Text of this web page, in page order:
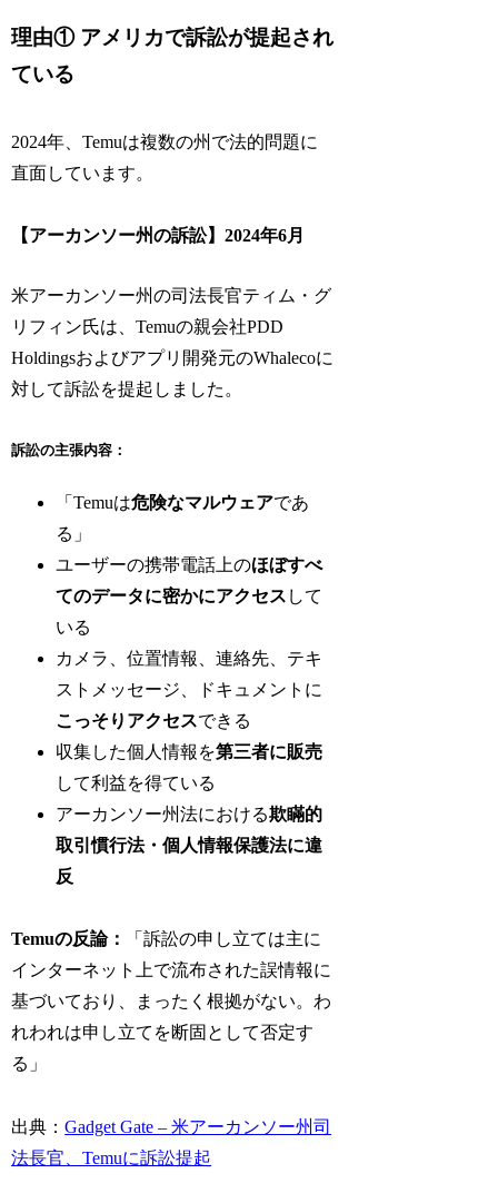
理由① アメリカで訴訟が提起され
ている
2024年、Temuは複数の州で法的問題に
直面しています。
【アーカンソー州の訴訟】2024年6月
米アーカンソー州の司法長官ティム・グ
リフィン氏は、Temuの親会社PDD
Holdingsおよびアプリ開発元のWhalecoに
対して訴訟を提起しました。
訴訟の主張内容：
「Temuは危険なマルウェアであ
る」
ユーザーの携帯電話上のほぼすべ
てのデータに密かにアクセス して
いる
カメラ、位置情報、連絡先、テキ
ストメッセージ、ドキュメントに
こっそりアクセスできる
収集した個人情報を第三者に販売
して利益を得ている
アーカンソー州法における欺瞞的
取引慣行法・個人情報保護法に違
反
Temuの反論：
「訴訟の申し立ては主に
インターネット上で流布された誤情報に
基づいており、まったく根拠がない。わ
れわれは申し立てを断固として否定す
る」
出典：Gadget Gate – 米アーカンソー州司
法長官、Temuに訴訟提起